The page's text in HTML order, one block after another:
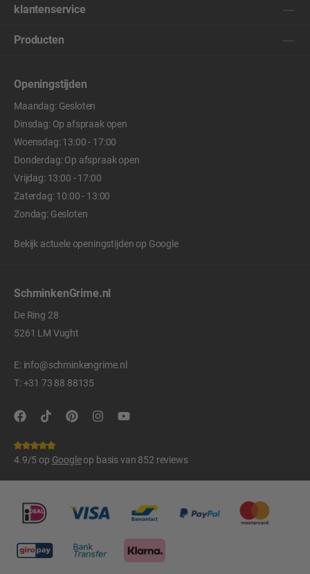
klantenservice
Producten
Openingstijden
Maandag: Gesloten
Dinsdag: Op afspraak open
Woensdag: 13:00 - 17:00
Donderdag: Op afspraak open
Vrijdag: 13:00 - 17:00
Zaterdag: 10:00 - 13:00
Zondag: Gesloten
Bekijk actuele openingstijden op Google
SchminkenGrime.nl
De Ring 28
5261 LM Vught
E: info@schminkengrime.nl
T:+31 73 88 88135
4.9/5 op Googleop basis van 852 reviews